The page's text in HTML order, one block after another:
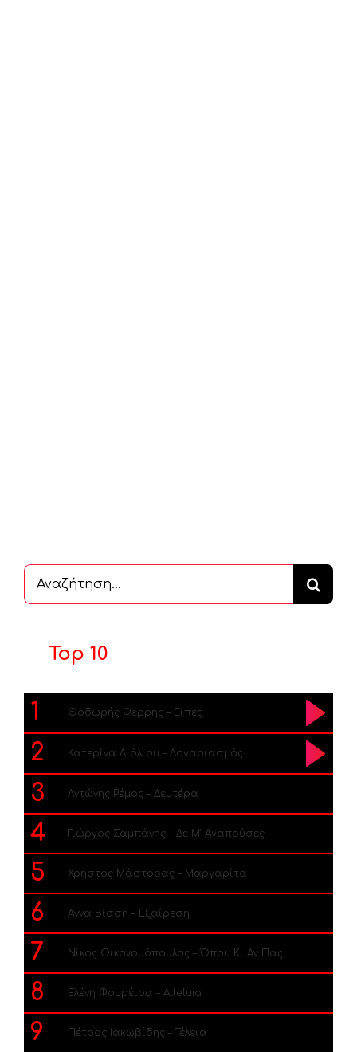
Αναζήτηση
...
Top 10
1 Θοδωρής Φέρρης – Είπες
2 Κατερίνα Λιόλιου – Λογαριασμός
3 Αντώνης Ρέμος – Δευτέρα
4 Γιώργος Σαμπάνης – Δε Μ’ Αγαπούσες
5 Χρήστος Μάστορας – Μαργαρίτα
6 Άννα Βίσση – Εξαίρεση
7 Νίκος Οικονομόπουλος – Όπου Κι Αν Πας
8 Ελένη Φουρέιρα – Alleluia
9 Πέτρος Ιακωβίδης – Τέλεια